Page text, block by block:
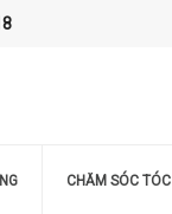
CHĂM SÓC TÓC